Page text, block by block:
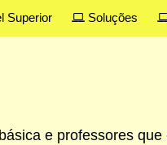
Superior Soluções
e professores